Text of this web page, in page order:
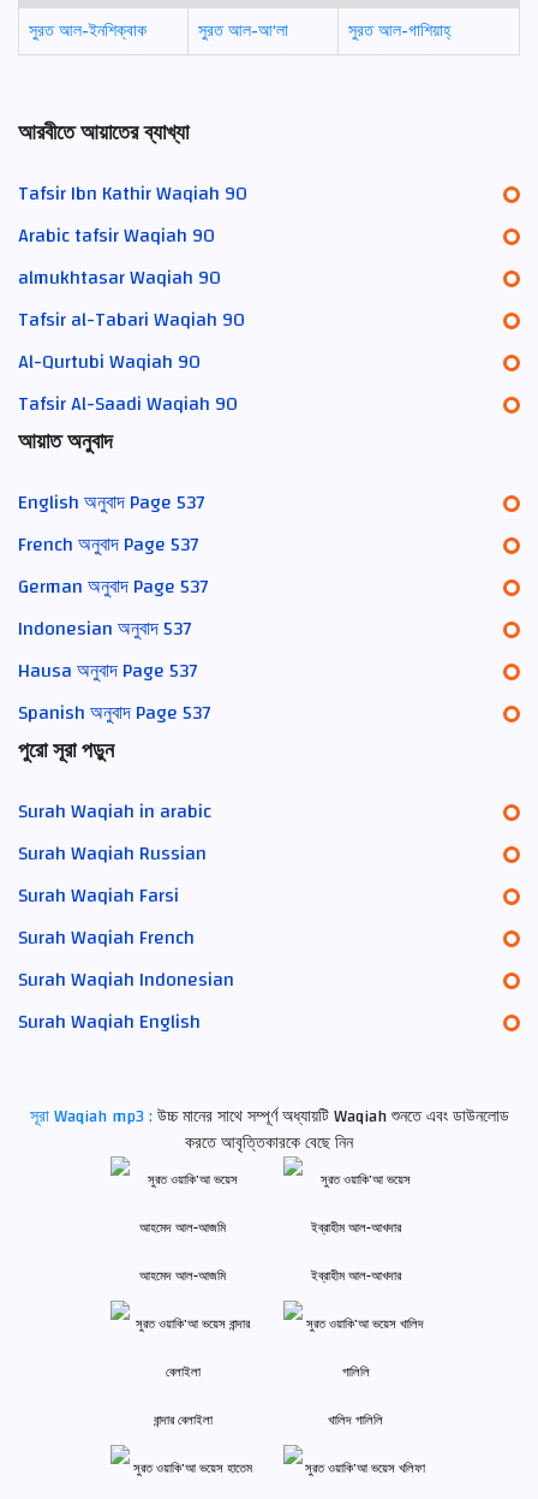
সুরত আল-ইনশিক্বাক সুরত আল-আ‘লা সুরত আল-গাশিয়াহ্
আরবীতে আয়াতের ব্যাখ্যা
Tafsir Ibn Kathir Waqiah 90
Arabic tafsir Waqiah 90
almukhtasar Waqiah 90
Tafsir al-Tabari Waqiah 90
Al-Qurtubi Waqiah 90
Tafsir Al-Saadi Waqiah 90
আয়াত অনুবাদ
English অনুবাদ Page 537
French অনুবাদ Page 537
German অনুবাদ Page 537
Indonesian অনুবাদ 537
Hausa অনুবাদ Page 537
Spanish অনুবাদ Page 537
পুরো সূরা পড়ুন
Surah Waqiah in arabic
Surah Waqiah Russian
Surah Waqiah Farsi
Surah Waqiah French
Surah Waqiah Indonesian
Surah Waqiah English
সূরা Waqiah mp3 :উচ্চ মানের সাথে সম্পূর্ণ অধ্যায়টি Waqiah শুনতে এবং ডাউনলোড
করতে আবৃত্তিকারকে বেছে নিন
আহমেদ আল-আজমি ইব্রাহীম আল-আখদার
বান্দার বেলাইলা খালিদ গালিলি